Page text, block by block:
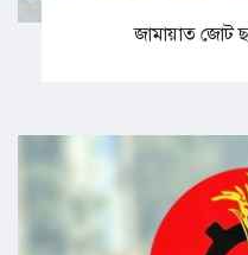
জামায়াত জোট